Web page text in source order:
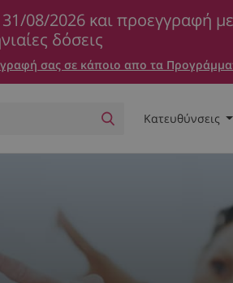
08/2026 και προεγγραφή
δόσεις
σας σε κάποιο απο τα
Κατευθύνσεις